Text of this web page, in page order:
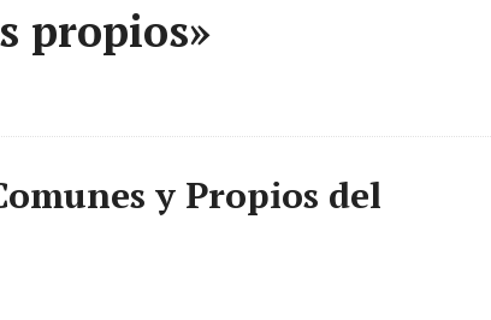
propios»
y Propios del